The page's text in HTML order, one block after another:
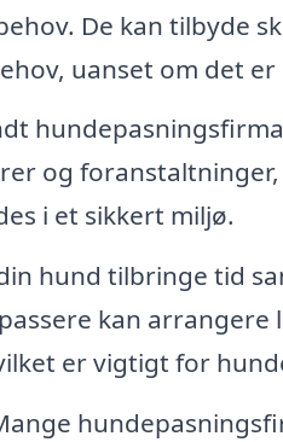
De kan tilbyde
uanset om det
og
i et sikkert miljø.
hund tilbringe tid
kan
er vigtigt for